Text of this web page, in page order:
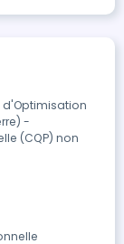
d'Optimisation
-
(CQP) non